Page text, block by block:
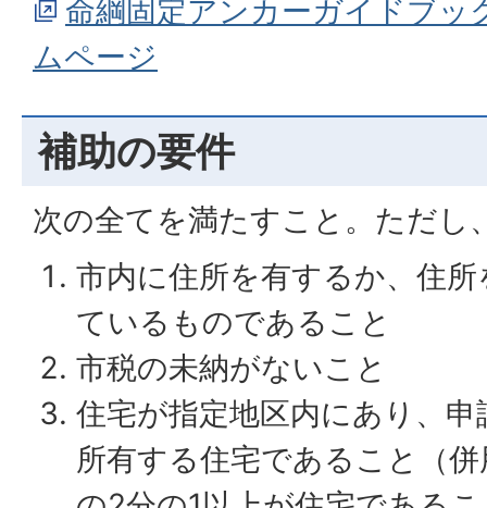
命綱固定アンカーガイドブッ
ムページ
補助の要件
次の全てを満たすこと。ただし
市内に住所を有するか、住
ているものであること
市税の未納がないこと
住宅が指定地区内にあり、
所有する住宅であること（